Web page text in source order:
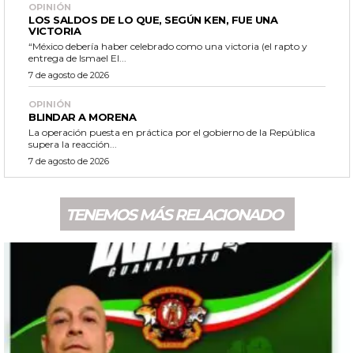
OPINIÓN
LOS SALDOS DE LO QUE, SEGÚN KEN, FUE UNA
VICTORIA
“México debería haber celebrado como una victoria (el rapto y
entrega de Ismael El...
7 de agosto de 2026
OPINIÓN
BLINDAR A MORENA
La operación puesta en práctica por el gobierno de la República
supera la reacción...
7 de agosto de 2026
TENEMOS MÁS RELACIONADO